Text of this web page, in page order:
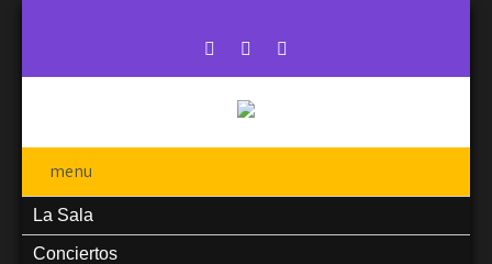
menu
La Sala
Conciertos